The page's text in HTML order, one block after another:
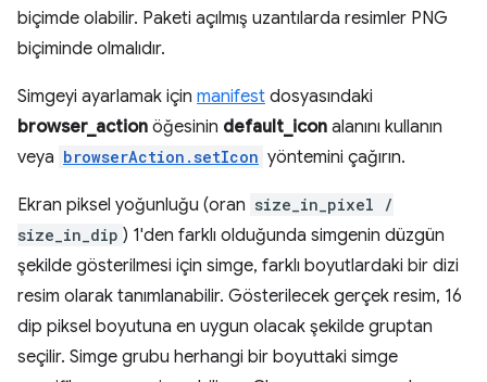
biçimde olabilir. Paketi açılmış uzantılarda resimler PNG
biçiminde olmalıdır.
Simgeyi ayarlamak için manifest dosyasındaki
browser_action öğesinin default_icon alanını kullanın
veya browserAction.setIcon yöntemini çağırın.
Ekran piksel yoğunluğu (oran size_in_pixel /
size_in_dip ) 1'den farklı olduğunda simgenin düzgün
şekilde gösterilmesi için simge, farklı boyutlardaki bir dizi
resim olarak tanımlanabilir. Gösterilecek gerçek resim, 16
dip piksel boyutuna en uygun olacak şekilde gruptan
seçilir. Simge grubu herhangi bir boyuttaki simge